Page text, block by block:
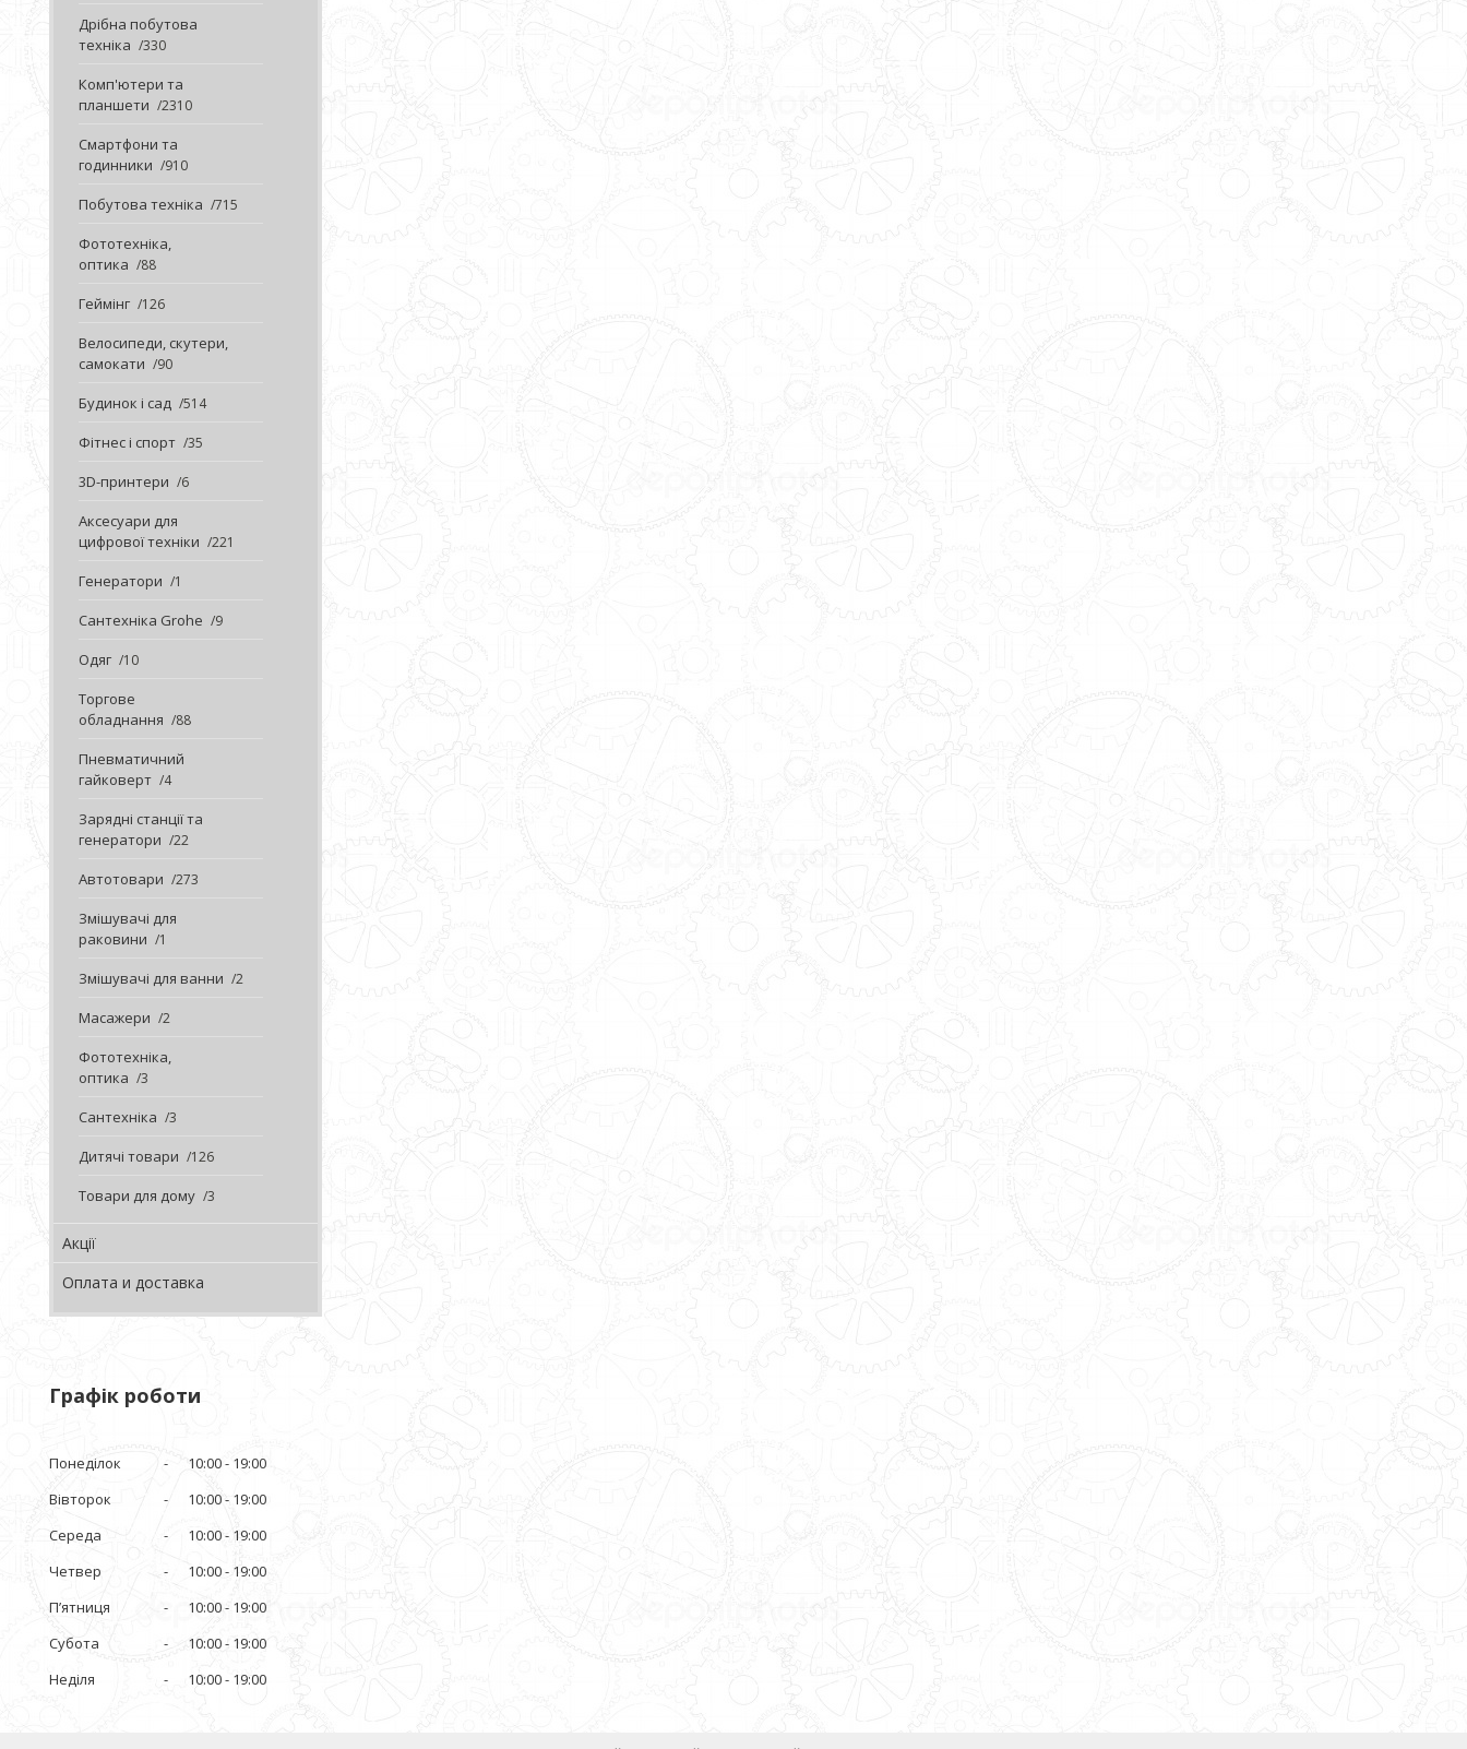
Дрібна побутова
техніка
330
Комп'ютери та
планшети
2310
Смартфони та
годинники
910
Побутова техніка 715
Фототехніка,
оптика
88
Геймінг 126
Велосипеди, скутери,
самокати
90
Будинок і сад 514
Фітнес і спорт 35
3D-принтери 6
Аксесуари для
цифрової техніки
221
Генератори 1
Сантехніка Grohe 9
Одяг 10
Торгове
обладнання
88
Пневматичний
гайковерт
4
Зарядні станції та
генератори
22
Автотовари 273
Змішувачі для
раковини
1
Змішувачі для ванни 2
Масажери 2
Фототехніка,
оптика
3
Сантехніка 3
Дитячі товари 126
Товари для дому 3
Акції
Оплата и доставка
Графік роботи
Понеділок 10:00
19:00
Вівторок
10:00
19:00
Середа
10:00
19:00
Четвер
10:00
19:00
Пʼятниця
10:00
19:00
Субота
10:00
19:00
Неділя
10:00 19:00